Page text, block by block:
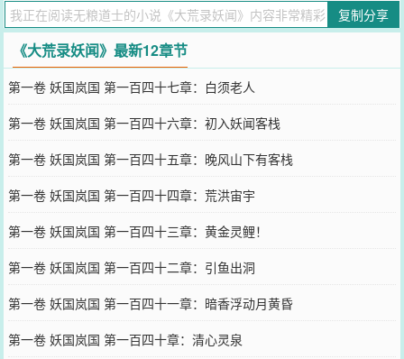
您要是觉得《大荒录妖闻》还不错的话请不要忘记向您QQ群和微博微
信里的朋友推荐哦！
复制分享
《大荒录妖闻》最新12章节
第一卷 妖国岚国 第一百四十七章：白须老人
第一卷 妖国岚国 第一百四十六章：初入妖闻客栈
第一卷 妖国岚国 第一百四十五章：晚风山下有客栈
第一卷 妖国岚国 第一百四十四章：荒洪宙宇
第一卷 妖国岚国 第一百四十三章：黄金灵鲤！
第一卷 妖国岚国 第一百四十二章：引鱼出洞
第一卷 妖国岚国 第一百四十一章：暗香浮动月黄昏
第一卷 妖国岚国 第一百四十章：清心灵泉